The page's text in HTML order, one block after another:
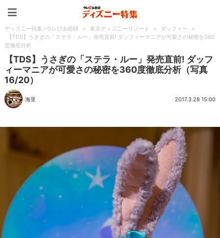
ディズニー特集 -ウレぴあ総研 > 東京ディズニーリゾート > ダッフィー
>
【TDS】うさぎの「ステラ・ルー」発売直前! ダッフィーマニアが可愛さの秘密を360
度徹底分析
【TDS】うさぎの「ステラ・ルー」発売直前! ダッフ
ィーマニアが可愛さの秘密を360度徹底分析（写真
16/20）
海里 2017.3.28 15:00